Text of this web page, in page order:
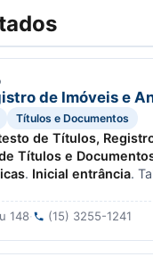
de Imóveis e
Títulos e Documentos
de Títulos,
Títulos e
. Inicial entrância.
148· (15) 3255-1241